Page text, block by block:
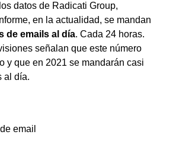
datos de Radicati Group,
en la actualidad, se mandan
de emails al día. Cada 24 horas.
señalan que este número
y que en 2021 se mandarán casi
al día.